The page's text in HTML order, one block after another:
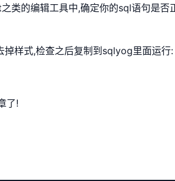
类的编辑工具中,确定你的sql语句是否
掉样式,检查之后复制到sqlyog里面运行:
了!